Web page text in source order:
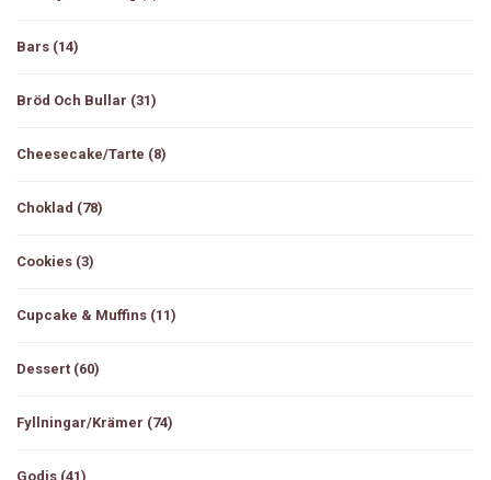
Bars (14)
Bröd Och Bullar (31)
Cheesecake/tarte (8)
Choklad (78)
Cookies (3)
Cupcake & Muffins (11)
Dessert (60)
Fyllningar/Krämer (74)
Godis (41)